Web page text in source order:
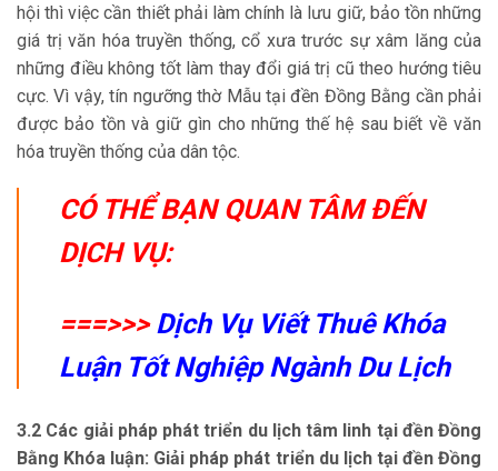
hội thì việc cần thiết phải làm chính là lưu giữ, bảo tồn những
giá trị văn hóa truyền thống, cổ xưa trước sự xâm lăng của
những điều không tốt làm thay đổi giá trị cũ theo hướng tiêu
cực. Vì vậy, tín ngưỡng thờ Mẫu tại đền Đồng Bằng cần phải
được bảo tồn và giữ gìn cho những thế hệ sau biết về văn
hóa truyền thống của dân tộc.
CÓ THỂ BẠN QUAN TÂM ĐẾN
DỊCH VỤ:
===>>>Dịch Vụ Viết Thuê Khóa
Luận Tốt Nghiệp Ngành Du Lịch
3.2 Các giải pháp phát triển du lịch tâm linh tại đền Đồng
Bằng Khóa luận: Giải pháp phát triển du lịch tại đền Đồng